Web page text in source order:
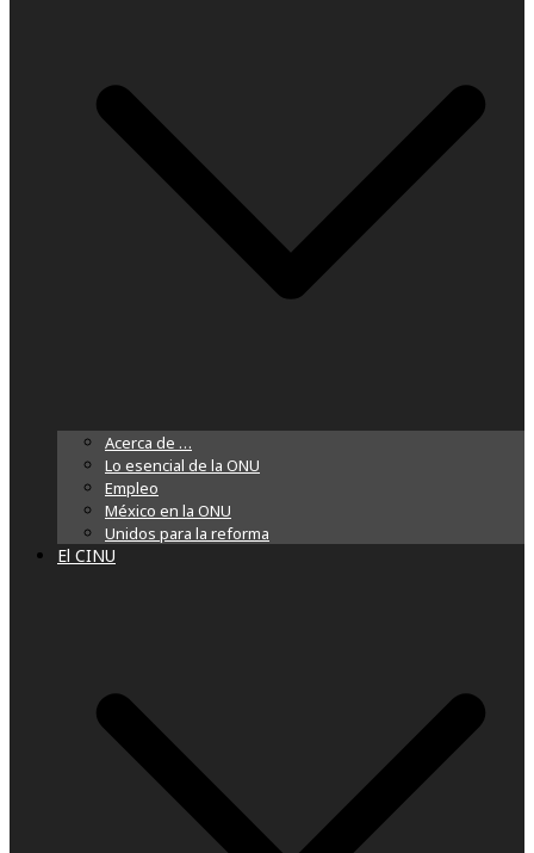
Acerca de …
Lo esencial de la ONU
Empleo
México en la ONU
Unidos para la reforma
El CINU